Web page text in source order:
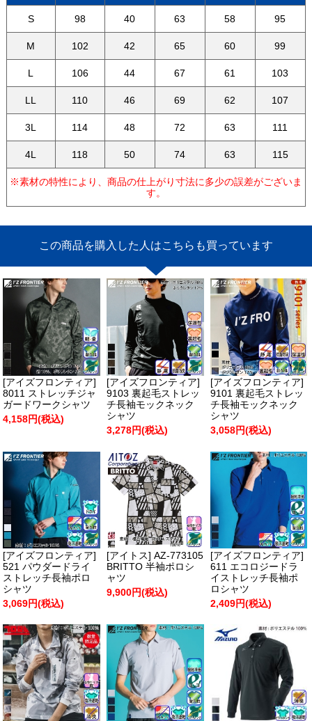
S 98 40 63 58 95
M 102 42 65 60 99
L 106 44 67 61 103
LL 110 46 69 62 107
3L 114 48 72 63 111
4L 118 50 74 63 115
※素材の特性により、商品の仕上がり寸法に多少の誤差がございま
す。
この商品を購入した人はこちらも買っています
[アイズフロンティア]
8011 ストレッチジャ
ガードワークシャツ
4,158円(税込)
[アイズフロンティア]
9103 裏起毛ストレッ
チ長袖モックネック
シャツ
3,278円(税込)
[アイズフロンティア]
9101 裏起毛ストレッ
チ長袖モックネック
シャツ
3,058円(税込)
[アイズフロンティア]
521 パウダードライ
ストレッチ長袖ポロ
シャツ
3,069円(税込)
[アイトス] AZ-773105
BRITTO 半袖ポロシ
ャツ
9,900円(税込)
[アイズフロンティア]
611 エコロジードラ
イストレッチ長袖ポ
ロシャツ
2,409円(税込)